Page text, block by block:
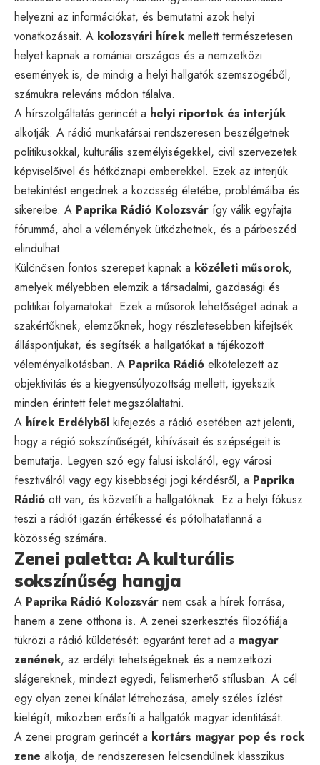
helyezni az információkat, és bemutatni azok helyi
vonatkozásait. A kolozsvári hírek mellett természetesen
helyet kapnak a romániai országos és a nemzetközi
események is, de mindig a helyi hallgatók szemszögéből,
számukra releváns módon tálalva.
A hírszolgáltatás gerincét a helyi riportok és interjúk
alkotják. A rádió munkatársai rendszeresen beszélgetnek
politikusokkal, kulturális személyiségekkel, civil szervezetek
képviselőivel és hétköznapi emberekkel. Ezek az interjúk
betekintést engednek a közösség életébe, problémáiba és
sikereibe. A Paprika Rádió Kolozsvár így válik egyfajta
fórummá, ahol a vélemények ütközhetnek, és a párbeszéd
elindulhat.
Különösen fontos szerepet kapnak a közéleti műsorok,
amelyek mélyebben elemzik a társadalmi, gazdasági és
politikai folyamatokat. Ezek a műsorok lehetőséget adnak a
szakértőknek, elemzőknek, hogy részletesebben kifejtsék
álláspontjukat, és segítsék a hallgatókat a tájékozott
véleményalkotásban. A Paprika Rádió elkötelezett az
objektivitás és a kiegyensúlyozottság mellett, igyekszik
minden érintett felet megszólaltatni.
A hírek Erdélyből kifejezés a rádió esetében azt jelenti,
hogy a régió sokszínűségét, kihívásait és szépségeit is
bemutatja. Legyen szó egy falusi iskoláról, egy városi
fesztiválról vagy egy kisebbségi jogi kérdésről, a Paprika
Rádió ott van, és közvetíti a hallgatóknak. Ez a helyi fókusz
teszi a rádiót igazán értékessé és pótolhatatlanná a
közösség számára.
Zenei paletta: A kulturális
sokszínűség hangja
A Paprika Rádió Kolozsvár nem csak a hírek forrása,
hanem a zene otthona is. A zenei szerkesztés filozófiája
tükrözi a rádió küldetését: egyaránt teret ad a magyar
zenének, az erdélyi tehetségeknek és a nemzetközi
slágereknek, mindezt egyedi, felismerhető stílusban. A cél
egy olyan zenei kínálat létrehozása, amely széles ízlést
kielégít, miközben erősíti a hallgatók magyar identitását.
A zenei program gerincét a kortárs magyar pop és rock
zene alkotja, de rendszeresen felcsendülnek klasszikus